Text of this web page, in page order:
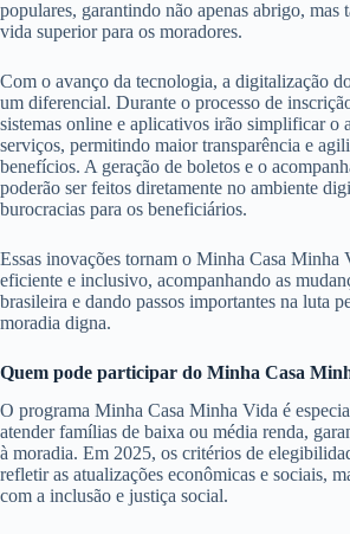
populares, garantindo não apenas abrigo, mas
vida superior para os moradores.
Com o avanço da tecnologia, a digitalização
um diferencial. Durante o processo de
sistemas online e aplicativos irão simplificar o
serviços, permitindo maior transparência e
benefícios. A geração de boletos e o
poderão ser feitos diretamente no ambiente
burocracias para os beneficiários.
Essas inovações tornam o Minha Casa Minha
eficiente e inclusivo, acompanhando as
brasileira e dando passos importantes na luta
moradia digna.
Quem pode participar do Minha Casa
O programa Minha Casa Minha Vida é
atender famílias de baixa ou média renda,
à moradia. Em 2025, os critérios de
refletir as atualizações econômicas e sociais,
com a inclusão e justiça social.